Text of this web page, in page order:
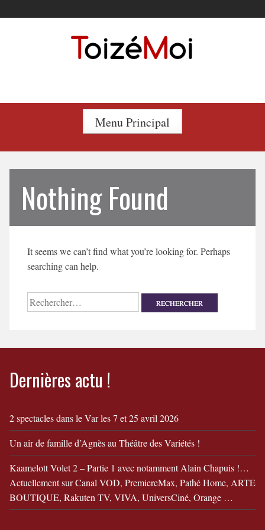
to
Menu Principal
Nothing Found
It seems we can’t find what you’re looking for. Perhaps
searching can help.
Rechercher :
Dernières actu !
2 spectacles dans le Var les 7 et 25 avril 2026
Un air de famille d’Agnès au Théâtre des Variétés !
Kaamelott Volet 2 – Partie 1 avec notamment Alain Chapuis !…
Actuellement sur Canal VOD, PremiereMax, Pathé Home, ARTE
BOUTIQUE, Rakuten TV, VIVA, UniversCiné, Orange …